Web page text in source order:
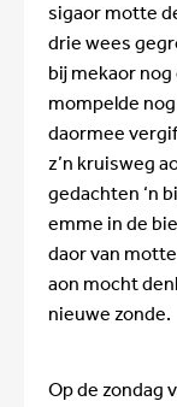
sigaor motte
drie wees
bij mekaor
mompelde
daormee
z’n kruisweg
gedachten ‘n
emme in de
daor van
aon mocht
nieuwe zonde.
Op de zondag